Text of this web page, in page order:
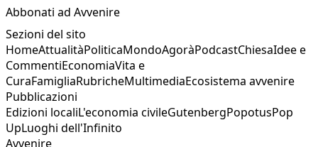
Abbonati ad Avvenire
Sezioni del sito
HomeAttualitàPoliticaMondoAgoràPodcastChiesaIdee e
CommentiEconomiaVita e
CuraFamigliaRubricheMultimediaEcosistema avvenire
Pubblicazioni
Edizioni localiL'economia civileGutenbergPopotusPop
UpLuoghi dell'Infinito
Avvenire